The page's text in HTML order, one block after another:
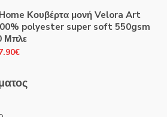
τιμή
είναι:
39.60€.
Κουβέρτα μονή Velora Art
polyester super soft 550gsm
Μπλε
€Η
τιμή